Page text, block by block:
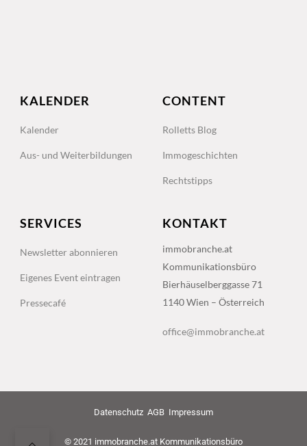
KALENDER
Kalender
Aus- und Weiterbildungen
CONTENT
Rolletts Blog
Immogeschichten
Rechtstipps
SERVICES
Newsletter abonnieren
Eigenes Event eintragen
Pressecafé
KONTAKT
immobranche.at
Kommunikationsbüro
Bierhäuselberggasse 71
1140 Wien – Österreich
office@immobranche.at
Datenschutz AGB Impressum
© 2021 immobranche.at Kommunikationsbüro